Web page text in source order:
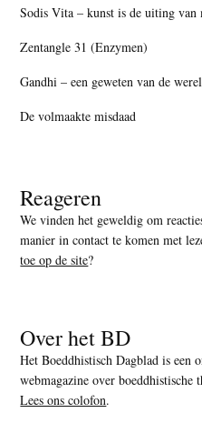
Sodis Vita – kunst is de uiting
Zentangle 31 (Enzymen)
Gandhi – een geweten van de
De volmaakte misdaad
Reageren
We vinden het geweldig om
manier in contact te komen met
toe op de site?
Over het BD
Het Boeddhistisch Dagblad is een
webmagazine over boeddhistische
Lees ons colofon.